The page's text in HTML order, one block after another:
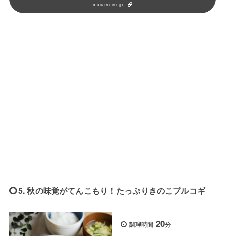
macaro-ni.jp
5. 秋の味覚がてんこもり！たっぷりきのこプルコギ
調理時間 20分